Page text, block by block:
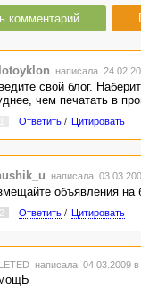
комментарий
написала
свой блог.
чем печатать в
Ответить/ Цитировать
написала
объявления на
Ответить/ Цитировать
написала 04.03.2009 в